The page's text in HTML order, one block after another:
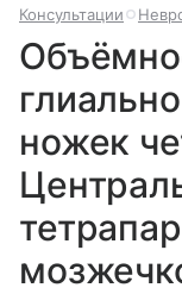
Консультации
ножек